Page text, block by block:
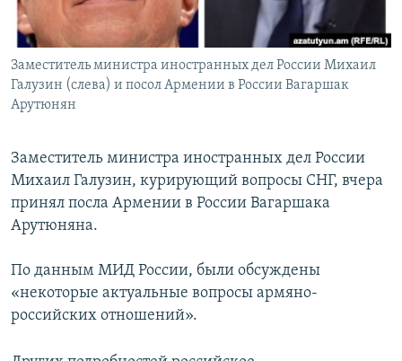
English
Русский
Все сайты Радио Азатутюн
Заместитель министра иностранных дел России Михаил
Галузин (слева) и посол Армении в России Вагаршак
Арутюнян
Заместитель министра иностранных дел России
Михаил Галузин, курирующий вопросы СНГ, вчера
принял посла Армении в России Вагаршака
Арутюняна.
По данным МИД России, были обсуждены
«некоторые актуальные вопросы армяно-
российских отношений».